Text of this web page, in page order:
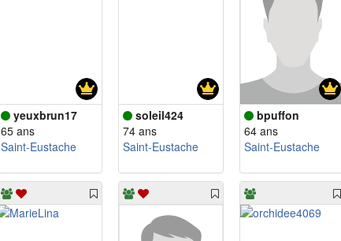
yeuxbrun17
65 ans
Saint-Eustache
soleil424
74 ans
Saint-Eustache
bpuffon
64 ans
Saint-Eustache